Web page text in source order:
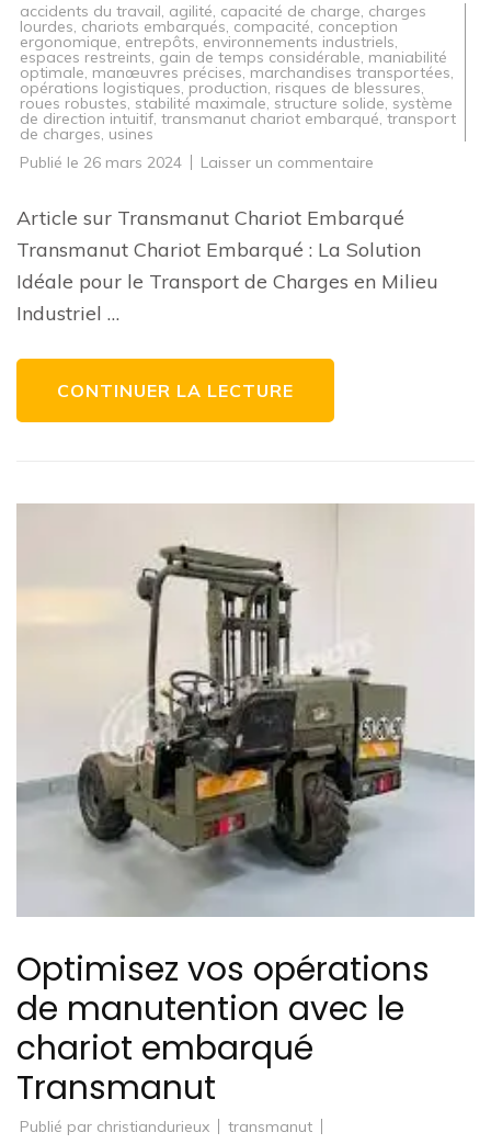
accidents du travail, agilité, capacité de charge, charges
lourdes, chariots embarqués, compacité, conception
ergonomique, entrepôts, environnements industriels,
espaces restreints, gain de temps considérable, maniabilité
optimale, manœuvres précises,marchandises transportées,
opérations logistiques, production, risques de blessures,
roues robustes, stabilité maximale, structure solide, système
de direction intuitif, transmanut chariot embarqué, transport
de charges, usines
Publié le 26 mars 2024 Laisser un commentaire
Embarqué
:
La
Solution
Transport
Article sur Transmanut Chariot Embarqué
Transmanut Chariot Embarqué : La Solution
Idéale pour le Transport de Charges en Milieu
Industriel …
CONTINUER LA LECTURE
Optimisez vos opérations
de manutention avec le
chariot embarqué
Transmanut
Publié par christiandurieux
transmanut